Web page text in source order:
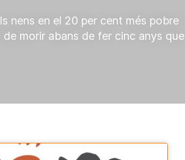
nens en el 20 per cent més pobre
morir abans de fer cinc anys que